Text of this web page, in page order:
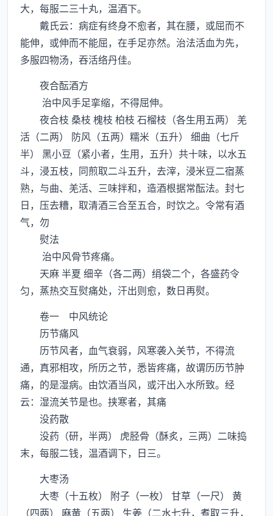
大，每服二三十丸，温酒下。
戴氏云：病症有终身不愈者，其在腰，或屈而不
能伸，或伸而不能屈，在手足亦然。治法活血为先，
多服四物汤，吞活络丹佳。
夜合酝酒方
治中风手足挛缩，不得屈伸。
夜合枝 桑枝 槐枝 柏枝 石榴枝（各生用五两） 羌
活（二两） 防风（五两）糯米（五升） 细曲（七斤
半） 黑小豆（紧小者，生用，五升）共十味，以水五
斗，浸五枝，同煎取二斗五升，去滓，浸米豆二宿蒸
熟，与曲、羌活、三味拌和，造酒根据常酝法。封七
日，压去糟，取清酒三合至五合，时饮之。令常有酒
气，勿
熨法
治中风骨节疼痛。
天麻 半夏 细辛（各二两）绢袋二个，各盛药令
匀，蒸热交互熨痛处，汗出则愈，数日再熨。
卷一 中风统论
历节痛风
历节风者，血气衰弱，风寒袭入关节，不得流
通，真邪相攻，所历之节，悉皆疼痛，故谓历历节肿
痛，的是湿病。由饮酒当风，或汗出入水所致。经
云：湿流关节是也。挟寒者，其痛
没药散
没药（研，半两） 虎胫骨（酥炙，三两）二味捣
末，每服二钱，温酒调下，日三。
大枣汤
大枣（十五枚） 附子（一枚） 甘草（一尺） 黄
（四两） 麻黄（五两） 生姜（二水七升，煮取三升，